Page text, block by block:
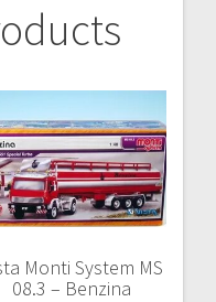
Monti System MS
08.3 – Benzina